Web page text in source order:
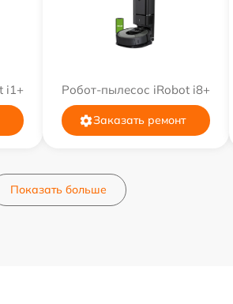
i1+ Робот-пылесос iRobot i8+
Заказать ремонт
Показать больше